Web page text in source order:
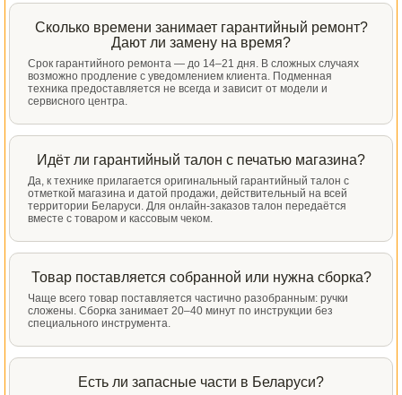
Сколько времени занимает гарантийный ремонт?
Дают ли замену на время?
Срок гарантийного ремонта — до 14–21 дня. В сложных случаях
возможно продление с уведомлением клиента. Подменная
техника предоставляется не всегда и зависит от модели и
сервисного центра.
Идёт ли гарантийный талон с печатью магазина?
Да, к технике прилагается оригинальный гарантийный талон с
отметкой магазина и датой продажи, действительный на всей
территории Беларуси. Для онлайн-заказов талон передаётся
вместе с товаром и кассовым чеком.
Товар поставляется собранной или нужна сборка?
Чаще всего товар поставляется частично разобранным: ручки
сложены. Сборка занимает 20–40 минут по инструкции без
специального инструмента.
Есть ли запасные части в Беларуси?